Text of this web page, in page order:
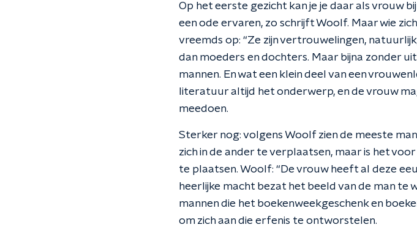
Op het eerste gezicht kan je je daar als vrouw
een ode ervaren, zo schrijft Woolf. Maar wie
vreemds op: “Ze zijn vertrouwelingen,
dan moeders en dochters. Maar bijna zonder
mannen. En wat een klein deel van een
literatuur altijd het onderwerp, en de vrouw
meedoen.
Sterker nog: volgens Woolf zien de meeste
zich in de ander te verplaatsen, maar is het
te plaatsen. Woolf: “De vrouw heeft al deze
heerlijke macht bezat het beeld van de man
mannen die het boekenweekgeschenk en
om zich aan die erfenis te ontworstelen.